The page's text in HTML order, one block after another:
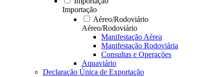
Importação
Aéreo/Rodoviário
Aéreo/Rodoviário
Manifestação Aérea
Manifestação Rodoviária
Consultas e Operações
Aquaviário
Declaração Única de Exportação